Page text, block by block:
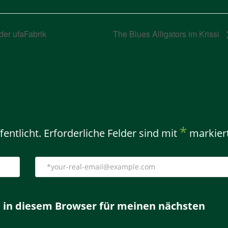
ufaFabrik The Blues Alligators im Krissi
Erforderliche Felder sind mit *
diesem Browser für meinen nächsten